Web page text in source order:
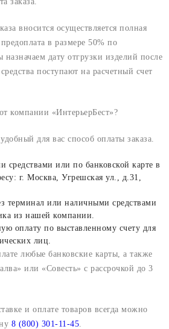
вносится осуществляется полная
в размере 50% по
дату отгрузки изделий после
поступают на расчетный счет
компании «ИнтерьерБест»?
для вас способ оплаты заказа.
средствами или по банковской карте в
г. Москва, Угрешская ул., д.31,
терминал или наличными средствами
из нашей компании.
оплату по выставленному счету для
лиц.
любые банковские карты, а также
или «Совесть» с рассрочкой до 3
и оплате товаров всегда можно
8 (800) 301-11-45